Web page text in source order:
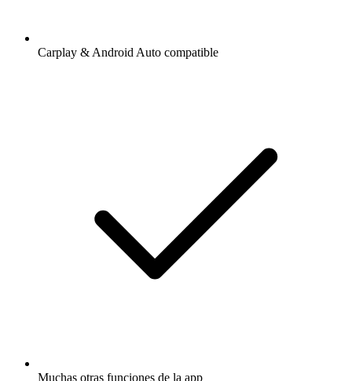
Carplay & Android Auto compatible
Muchas otras funciones de la app